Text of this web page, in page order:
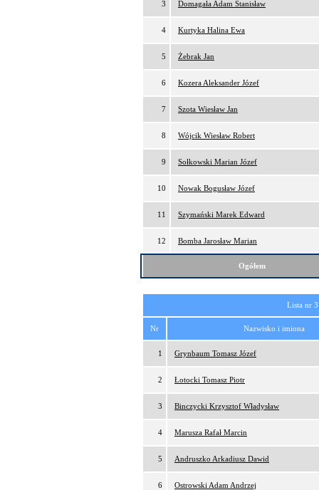
3 Domagała Adam Stanisław
4 Kurtyka Halina Ewa
5 Żebrak Jan
6 Kozera Aleksander Józef
7 Szota Wiesław Jan
8 Wójcik Wiesław Robert
9 Sołkowski Marian Józef
10 Nowak Bogusław Józef
11 Szymański Marek Edward
12 Bomba Jarosław Marian
Ogółem
Lista nr
Nr Nazwisko i imiona
1 Grynbaum Tomasz Józef
2 Łotocki Tomasz Piotr
3 Binczycki Krzysztof Władysław
4 Marusza Rafał Marcin
5 Andruszko Arkadiusz Dawid
6 Ostrowski Adam Andrzej